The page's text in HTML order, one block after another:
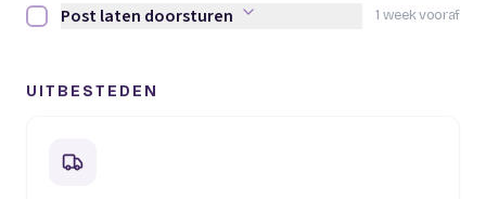
1 week vooraf
Post laten doorsturen afvinken
Post laten doorsturen
UITBESTEDEN